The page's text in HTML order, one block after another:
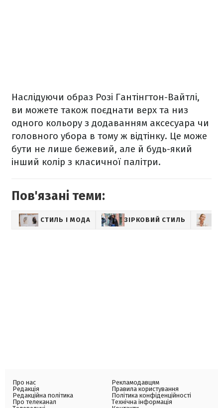
Наслідуючи образ Розі Гантінгтон-Вайтлі,
ви можете також поєднати верх та низ
одного кольору з додаванням аксесуара чи
головного убора в тому ж відтінку. Це може
бути не лише бежевий, але й будь-який
інший колір з класичної палітри.
Пов'язані теми:
СТИЛЬ І МОДА ЗІРКОВИЙ СТИЛЬ
Про нас
Редакція
Редакційна політика
Про телеканал
Рекламодавцям
Правила користування
Політика конфіденційності
Технічна інформація